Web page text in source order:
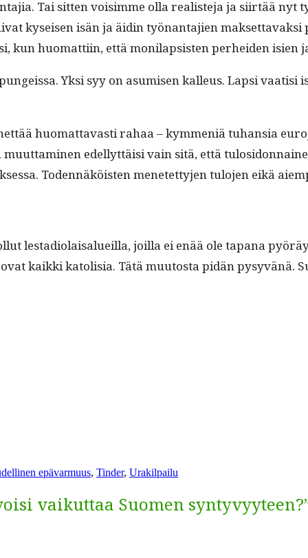
Tai sit­ten voisimme olla real­is­te­ja ja siirtää
kyseisen isän ja äidin työ­nan­ta­jien
kun huo­mat­ti­in, että moni­lap­sis­ten per­hei­den isien
Yksi syy on asumisen kalleus. Lap­si vaatisi
huo­mat­tavasti rahaa – kym­meniä tuhan­sia
edel­lyt­täisi vain sitä, että
Toden­näköis­ten menetet­ty­jen tulo­jen eikä
lesta­di­o­laisalueil­la, joil­la ei enää ole tapana
kaik­ki katolisia. Tätä muu­tos­ta pidän pysyvänä.
epävarmuus, Tinder, Urakilpailu
vaikuttaa Suomen